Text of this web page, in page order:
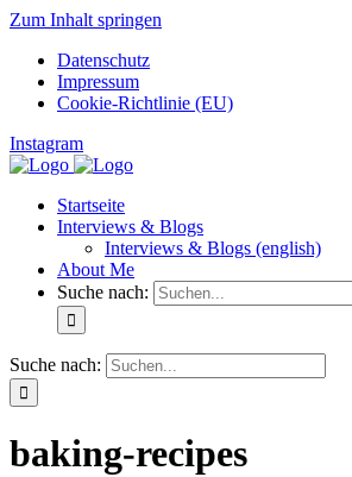
Zum Inhalt springen
Datenschutz
Impressum
Cookie-Richtlinie (EU)
Instagram
Startseite
Interviews & Blogs
Interviews & Blogs (english)
About Me
Suche nach:
Suche nach:
baking-recipes